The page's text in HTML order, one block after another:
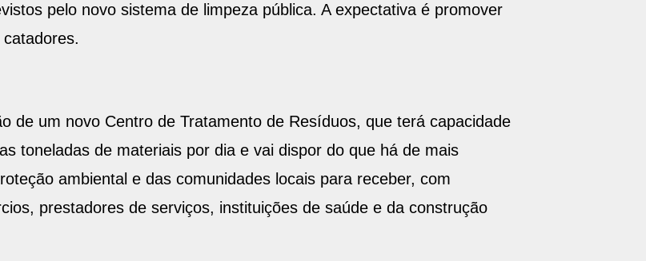
pelo novo sistema de limpeza pública. A expectativa é promover
de um novo Centro de Tratamento de Resíduos, que terá capacidade
toneladas de materiais por dia e vai dispor do que há de mais
ambiental e das comunidades locais para receber, com
prestadores de serviços, instituições de saúde e da construção